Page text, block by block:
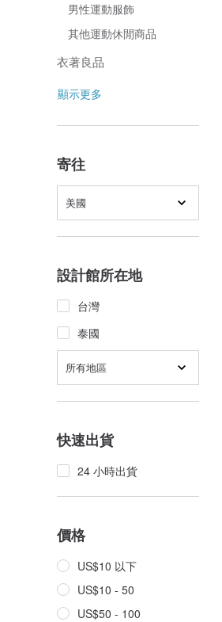
男性運動服飾
其他運動休閒商品
衣著良品
顯示更多
寄往
美國
設計館所在地
台灣
泰國
所有地區
快速出貨
24 小時出貨
價格
US$10 以下
US$10 - 50
US$50 - 100